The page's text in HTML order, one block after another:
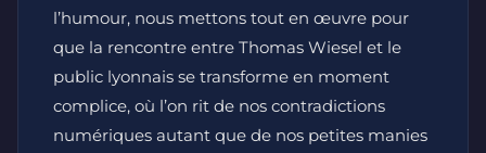
l’humour, nous mettons tout en œuvre pour
que la rencontre entre Thomas Wiesel et le
public lyonnais se transforme en moment
complice, où l’on rit de nos contradictions
numériques autant que de nos petites manies